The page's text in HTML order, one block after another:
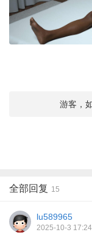
游客，
全部回复 15
lu589965
2025-10-3